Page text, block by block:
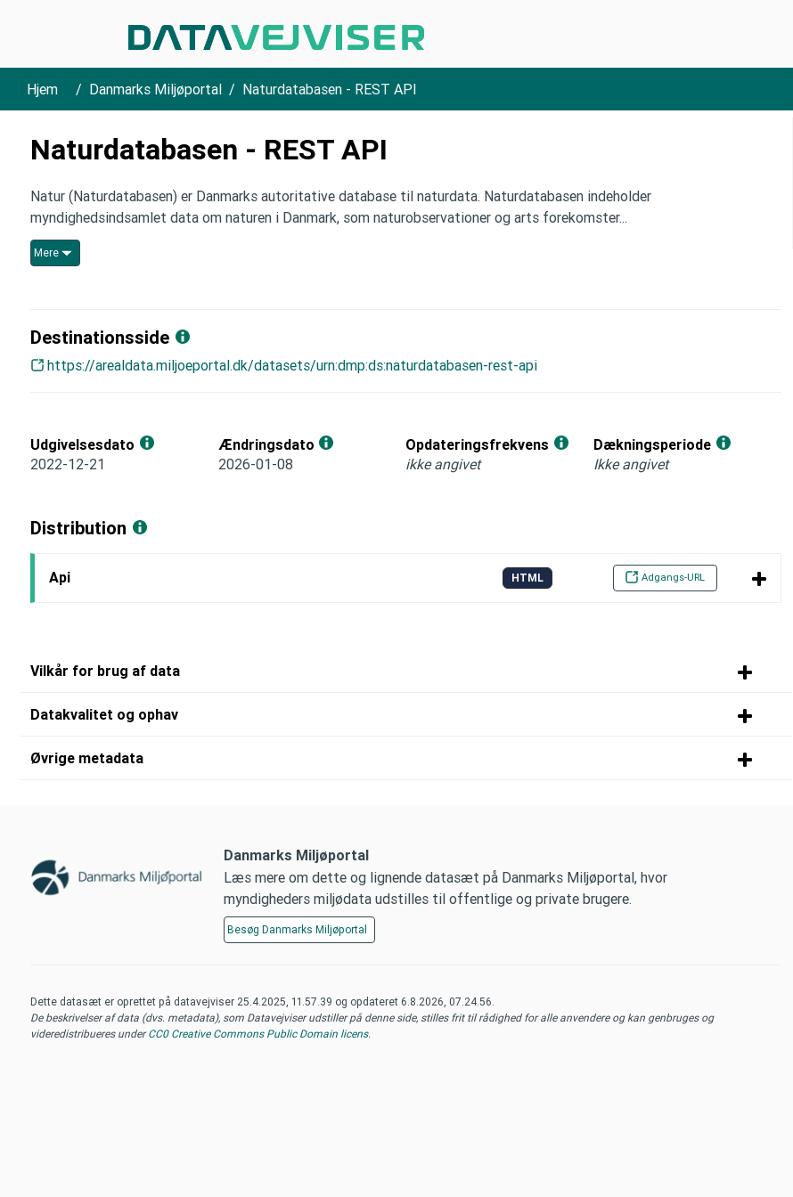
Hjem Danmarks Miljøportal Naturdatabasen - REST API
Naturdatabasen - REST API
Natur (Naturdatabasen) er Danmarks autoritative database til naturdata. Naturdatabasen indeholder
myndighedsindsamlet data om naturen i Danmark, som naturobservationer og arts forekomster...
Mere
Destinationsside
https://arealdata.miljoeportal.dk/datasets/urn:dmp:ds:naturdatabasen-rest-api
Udgivelsesdato
2022-12-21
Ændringsdato
2026-01-08
Opdateringsfrekvens
ikke angivet
Dækningsperiode
Ikke angivet
Distribution
Api HTML Adgangs-URL
Vilkår for brug af data
Datakvalitet og ophav
Øvrige metadata
Danmarks Miljøportal
Læs mere om dette og lignende datasæt på Danmarks Miljøportal, hvor
myndigheders miljødata udstilles til offentlige og private brugere.
Besøg Danmarks Miljøportal
Dette datasæt er oprettet på datavejviser 25.4.2025, 11.57.39 og opdateret 6.8.2026, 07.24.56
De beskrivelser af data (dvs. metadata), som Datavejviser udstiller på denne side, stilles frit til rådighed for alle anvendere og kan genbruges og
videredistribueres underCC0 Creative Commons Public Domain licens.